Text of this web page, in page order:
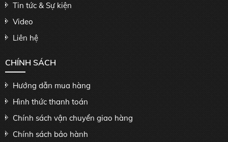
Tin tức & Sự kiện
Video
Liên hệ
CHÍNH SÁCH
Hướng dẫn mua hàng
Hình thức thanh toán
Chính sách vận chuyển giao hàng
Chính sách bảo hành